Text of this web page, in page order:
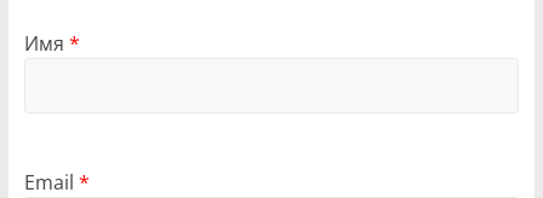
Имя *
Email *